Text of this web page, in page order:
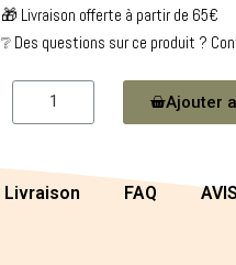
🎁 Livraison offerte à partir de 65€
❔ Des questions sur ce produit ?
Ajouter
Livraison FAQ